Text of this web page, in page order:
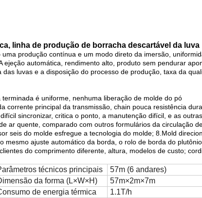
linha de produção de borracha descartável da luva
produção contínua e um modo direto da imersão,
automática, rendimento alto, produto sem pendurar
luvas e a disposição do processo de produção, taxa da
é uniforme, nenhuma liberação de molde do pó
corrente principal da transmissão, chain pouca resistência
sincronizar, critica o ponto, a manutenção difícil, e as
ar quente, comparado com outros formulários da circulação
seis do molde esfregue a tecnologia do molde; 8.Mold
mesmo ajuste automático da borda, o rolo de borda do
do comprimento diferente, altura, modelos de custo;
técnicos principais
57m (6 andares)
da forma (L×W×H)
57m×2m×7m
de energia térmica
1.1T/h